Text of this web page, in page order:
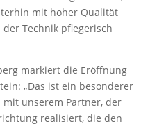
mit hoher Qualität
Technik pflegerisch
markiert die Eröffnung
„Das ist ein besonderer
mit unserem Partner, der
realisiert, die den